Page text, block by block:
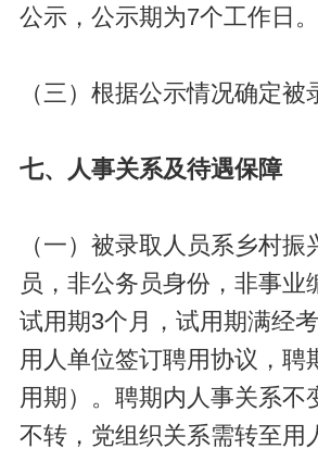
公示，公示期为7个工作日。
（三）根据公示情况确定被
七、人事关系及待遇保障
（一）被录取人员系乡村振
员，非公务员身份，非事业
试用期3个月，试用期满经
用人单位签订聘用协议，聘
用期）。聘期内人事关系不
不转，党组织关系需转至用